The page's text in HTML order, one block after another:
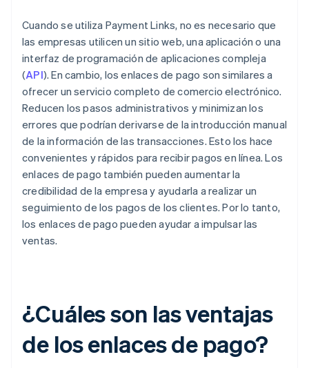
Cuando se utiliza Payment Links, no es necesario que
las empresas utilicen un sitio web, una aplicación o una
interfaz de programación de aplicaciones compleja
(API). En cambio, los enlaces de pago son similares a
ofrecer un servicio completo de comercio electrónico.
Reducen los pasos administrativos y minimizan los
errores que podrían derivarse de la introducción manual
de la información de las transacciones. Esto los hace
convenientes y rápidos para recibir pagos en línea. Los
enlaces de pago también pueden aumentar la
credibilidad de la empresa y ayudarla a realizar un
seguimiento de los pagos de los clientes. Por lo tanto,
los enlaces de pago pueden ayudar a impulsar las
ventas.
¿Cuáles son las ventajas
de los enlaces de pago?